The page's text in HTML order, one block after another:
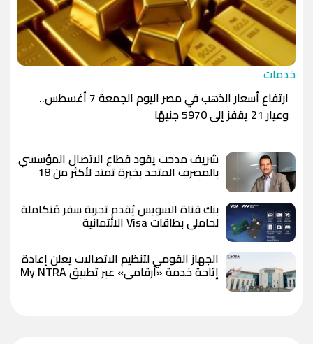
خدمات
ارتفاع أسعار الذهب في مصر اليوم الجمعة 7 أغسطس..
وعيار 21 يقفز إلى 5970 جنيهًا
شريف مدحت يقود قطاع الاتصال المؤسسي
بالمصرف المتحد بخبرة تمتد لأكثر من 18
عاماً
بنك قناة السويس يُقدم تجربة سفر مُتكاملة
لحاملي بطاقات Visa الائتمانية
الجهاز القومي لتنظيم الاتصالات يعلن إعادة
إتاحة خدمة «أرقامي» عبر تطبيق My NTRA
بحل فني مؤقت لحين استكمال التحديثات